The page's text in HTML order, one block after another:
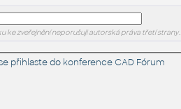
ke zveřejnění neporušuji autorská práva třetí strany.
přihlaste do konference CAD Fórum